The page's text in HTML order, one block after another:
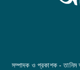
সম্পাদক ও প্রকাশক -